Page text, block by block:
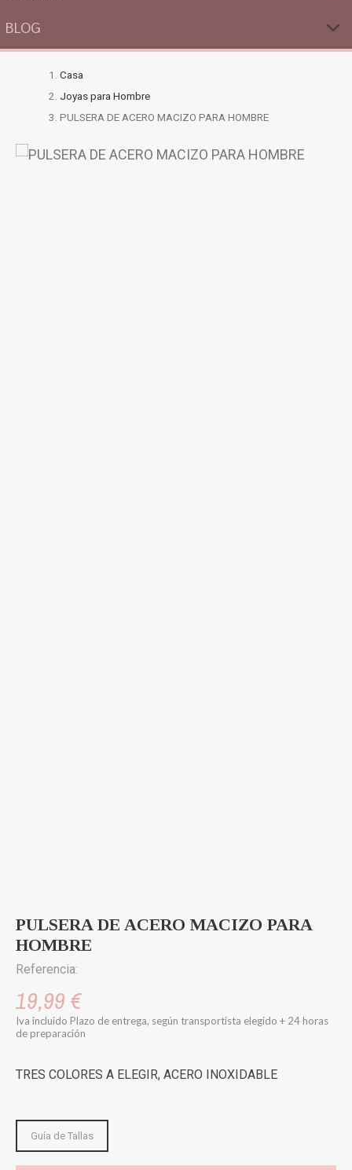
BLOG
Casa
Joyas para Hombre
PULSERA DE ACERO MACIZO PARA HOMBRE
PULSERA DE ACERO MACIZO PARA
HOMBRE
Referencia:
19,99 €
Iva incluido Plazo de entrega, según transportista elegido + 24 horas
de preparación
TRES COLORES A ELEGIR, ACERO INOXIDABLE
Guía de Tallas